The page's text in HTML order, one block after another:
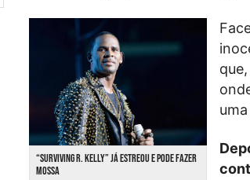
“SURVIVING R. KELLY” JÁ ESTREOU E PODE FAZER
MOSSA